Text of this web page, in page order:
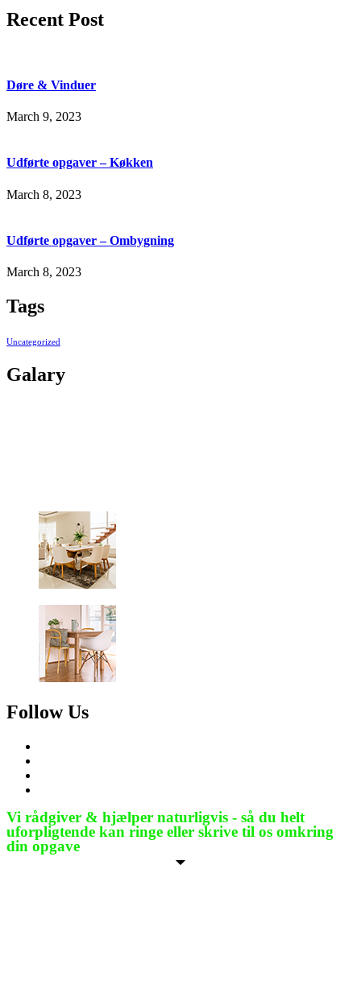
Recent Post
Døre & Vinduer
March 9, 2023
Udførte opgaver – Køkken
March 8, 2023
Udførte opgaver – Ombygning
March 8, 2023
Tags
Uncategorized
Galary
Follow Us
Vi rådgiver & hjælper naturligvis - så du helt
uforpligtende kan ringe eller skrive til os omkring
din opgave